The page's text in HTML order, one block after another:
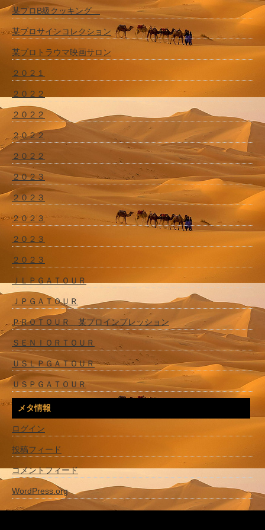
某プロB級クッキング
某プロサインコレクション
某プロトラウマ映画サロン
２０２１
２０２２
２０２２
２０２２
２０２２
２０２３
２０２３
２０２３
２０２３
２０２３
ＪＬＰＧＡＴＯＵＲ
ＪＰＧＡＴＯＵＲ
ＰＲＯＴＯＵＲ 某プロインプレッション
ＳＥＮＩＯＲＴＯＵＲ
ＵＳＬＰＧＡＴＯＵＲ
ＵＳＰＧＡＴＯＵＲ
メタ情報
ログイン
投稿フィード
コメントフィード
WordPress.org